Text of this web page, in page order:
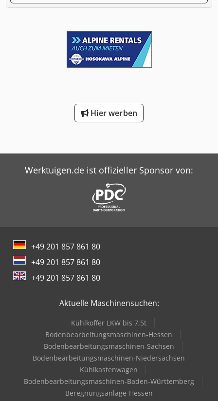
Hier werben
Werktuigen.de ist offizieller Sponsor von:
+49 201 857 861 80
+49 201 857 861 80
+49 201 857 861 80
Aktuelle Maschinensuchen:
Kühlkoffer LKW bis 7,5t
Bodenbearbeitungsmaschinen-Hessen
Bodenbearbeitungsmaschinen-Sachsen
Bodenbearbeitungsmaschinen-Niedersachsen
Kühlkastenwagen
Bodenbearbeitungsmaschinen-Baden-Württemberg
Beregnungsanlage-Hessen